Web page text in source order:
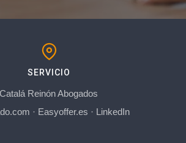
SERVICIO
Catalá Reinón Abogados
· Easyoffer.es · LinkedIn